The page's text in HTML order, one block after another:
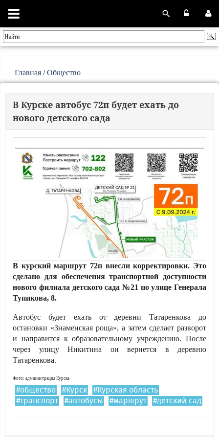
Главная /Общество
В Курске автобус 72п будет ехать до
нового детского сада
В курский маршрут 72п внесли корректировки. Это
сделано для обеспечения транспортной доступности
нового филиала детского сада №21 по улице Генерала
Тупикова, 8.
Автобус будет ехать от деревни Татаренкова до
остановки «Знаменская роща», а затем сделает разворот
и направится к образовательному учреждению. После
через улицу Никитина он вернется в деревню
Татаренкова.
Фото: администрация Курска
#общество #Курск
#Курская область
#транспорт
#автобусы #маршрут #детский сад